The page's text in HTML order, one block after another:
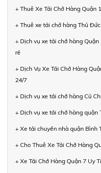
+ Thuê Xe Tải Chở Hàng Quận
+ Thuê xe tải chở hàng Thủ
+ Dịch vụ xe tải chở hàng
rẻ
+ Dịch Vụ Xe Tải Chở Hàng
24/7
+ Dịch vụ xe tải chở hàng Củ
+ Dịch vụ xe tải chở hàng quận
+ Xe tải chuyển nhà quận Bình
+ Cho Thuê Xe Tải Chở Hàng
+ Xe Tải Chở Hàng Quận 7 Uy